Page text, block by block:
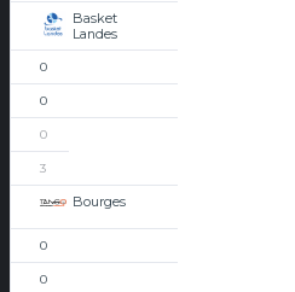
Basket
Landes
0
0
0
3
Bourges
0
0